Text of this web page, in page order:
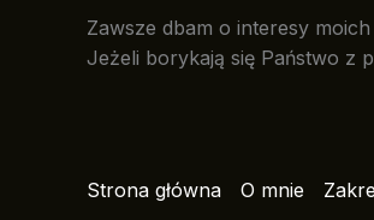
Zawsze dbam o interesy
Jeżeli borykają się Państwo z
Strona główna O mnie